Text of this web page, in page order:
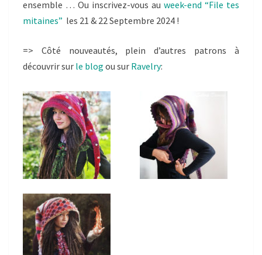
ensemble … Ou inscrivez-vous au week-end “File tes
mitaines” les 21 & 22 Septembre 2024 !
=> Côté nouveautés, plein d’autres patrons à
découvrir sur le blog ou sur Ravelry: